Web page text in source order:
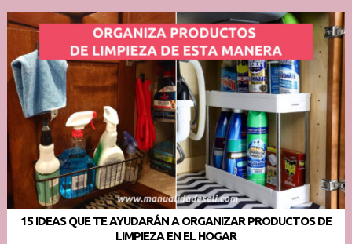
15 IDEAS QUE TE AYUDARÁN A ORGANIZAR PRODUCTOS DE
LIMPIEZA EN EL HOGAR